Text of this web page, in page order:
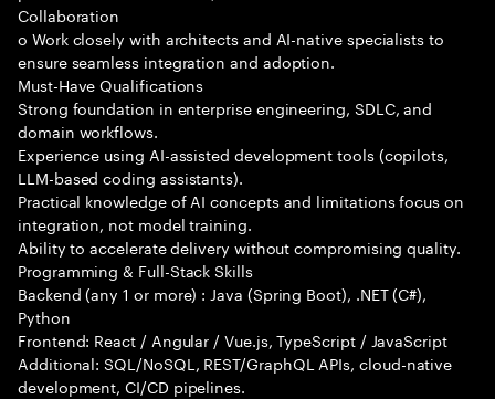
Collaboration
o Work closely with architects and AI-native specialists to
ensure seamless integration and adoption.
Must-Have Qualifications
Strong foundation in enterprise engineering, SDLC, and
domain workflows.
Experience using AI-assisted development tools (copilots,
LLM-based coding assistants).
Practical knowledge of AI concepts and limitations focus on
integration, not model training.
Ability to accelerate delivery without compromising quality.
Programming & Full-Stack Skills
Backend (any 1 or more) : Java (Spring Boot), .NET (C#),
Python
Frontend: React / Angular / Vue.js, TypeScript / JavaScript
Additional: SQL/NoSQL, REST/GraphQL APIs, cloud-native
development, CI/CD pipelines.